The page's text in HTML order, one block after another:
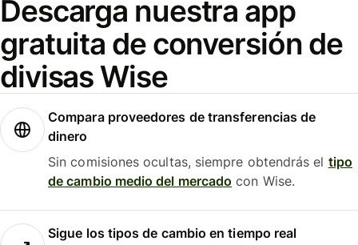
Descarga nuestra app
gratuita de conversión de
divisas Wise
Compara proveedores de transferencias de
dinero
Sin comisiones ocultas, siempre obtendrás el tipo
de cambio medio del mercado con Wise.
Sigue los tipos de cambio en tiempo real